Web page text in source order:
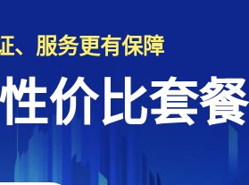
、服务更有保障
价比套餐